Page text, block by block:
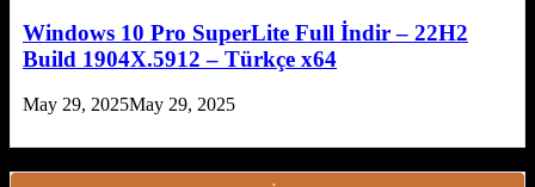
Windows 10 Pro SuperLite Full İndir – 22H2
Build 1904X.5912 – Türkçe x64
May 29, 2025May 29, 2025